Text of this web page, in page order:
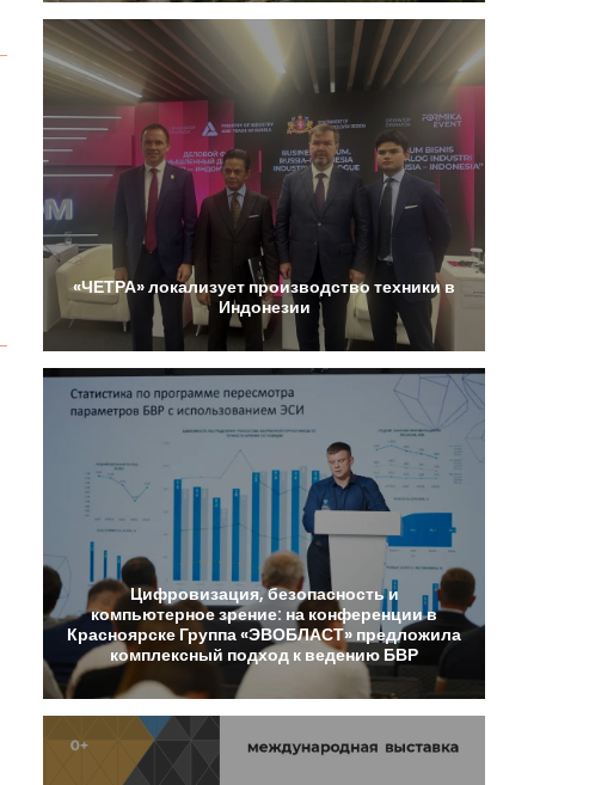
«ЧЕТРА»локализует производство техники в
Индонезии
Цифровизация,безопасностьи
компьютерноезрение: на конференциив
КрасноярскеГруппа«ЭВОБЛАСТ» предложила
комплексный подход к ведению БВР